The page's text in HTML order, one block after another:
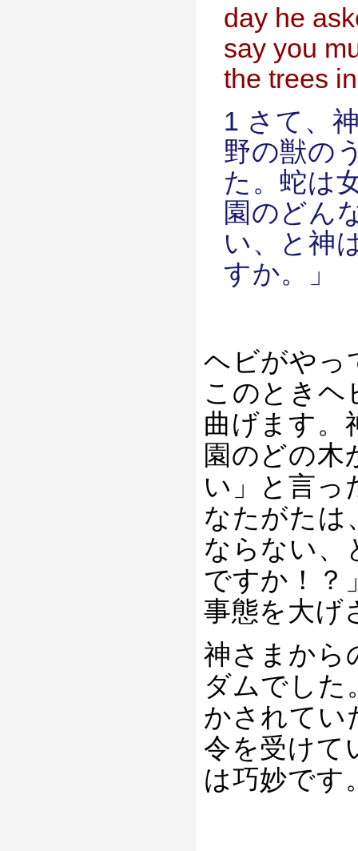
day he
say you
the trees
1 さて、
野の獣の
た。蛇は
園のどん
い、と神
すか。」
ヘビがやっ
このときヘ
曲げます。
園のどの木
い」と言っ
なたがたは
ならない、
ですか！？
事態を大げ
神さまから
ダムでした
かされてい
令を受けて
は巧妙です